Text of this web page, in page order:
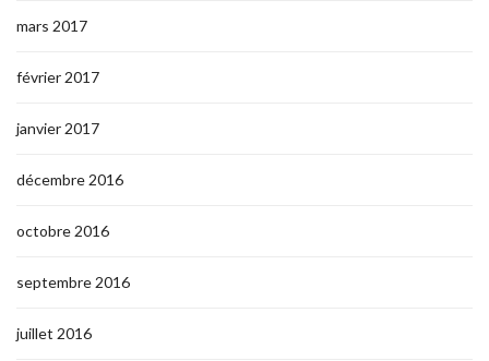
mars 2017
février 2017
janvier 2017
décembre 2016
octobre 2016
septembre 2016
juillet 2016